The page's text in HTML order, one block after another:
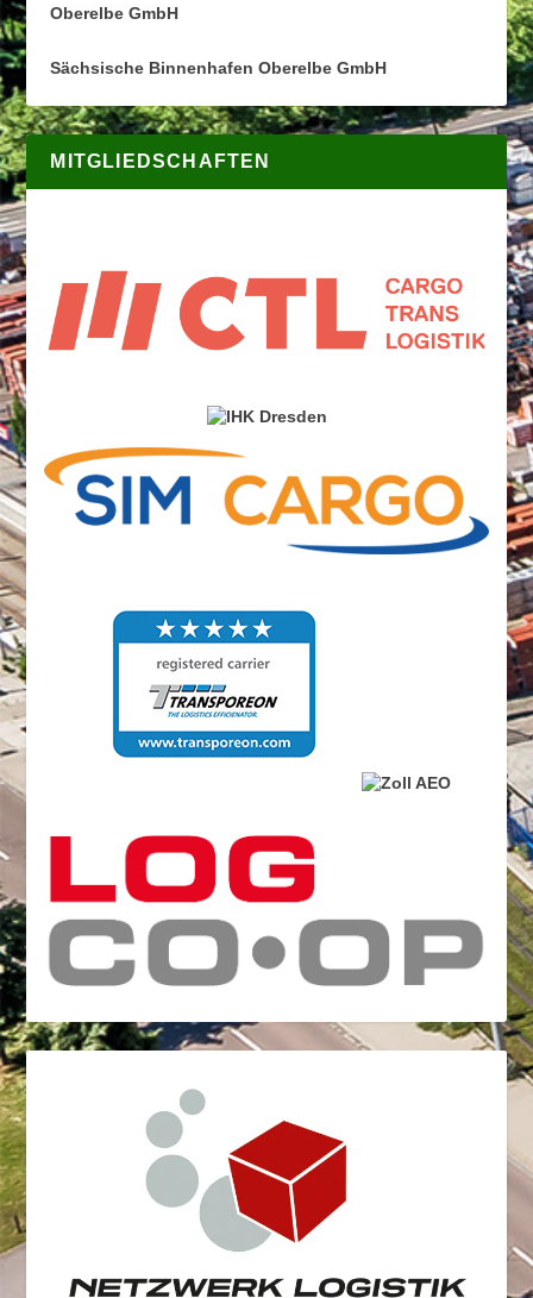
Oberelbe GmbH
Sächsische Binnenhafen Oberelbe GmbH
MITGLIEDSCHAFTEN